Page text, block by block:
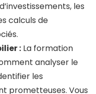
les
calculs de
: La formation
analyser le
les
prometteuses. Vous